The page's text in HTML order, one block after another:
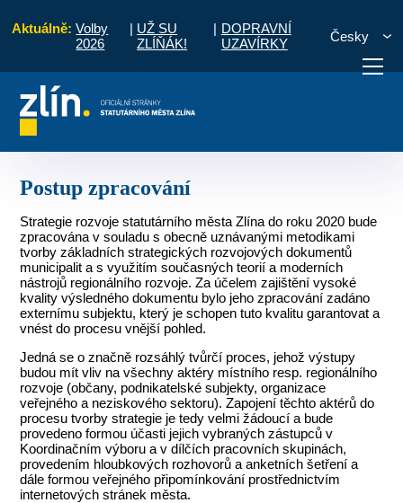
Aktuálně: Volby
2026
| UŽ SU
ZLÍŇÁK!
| DOPRAVNÍ
UZAVÍRKY
Česky
Postup zpracování
Strategie rozvoje statutárního města Zlína do roku 2020 bude
zpracována v souladu s obecně uznávanými metodikami
tvorby základních strategických rozvojových dokumentů
municipalit a s využitím současných teorií a moderních
nástrojů regionálního rozvoje. Za účelem zajištění vysoké
kvality výsledného dokumentu bylo jeho zpracování zadáno
externímu subjektu, který je schopen tuto kvalitu garantovat a
vnést do procesu vnější pohled.
Jedná se o značně rozsáhlý tvůrčí proces, jehož výstupy
budou mít vliv na všechny aktéry místního resp. regionálního
rozvoje (občany, podnikatelské subjekty, organizace
veřejného a neziskového sektoru). Zapojení těchto aktérů do
procesu tvorby strategie je tedy velmi žádoucí a bude
provedeno formou účasti jejich vybraných zástupců v
Koordinačním výboru a v dílčích pracovních skupinách,
provedením hloubkových rozhovorů a anketních šetření a
dále formou veřejného připomínkování prostřednictvím
internetových stránek města.